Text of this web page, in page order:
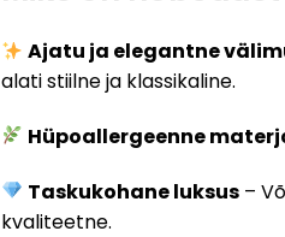
Ajatu ja elegantne
alati stiilne ja klassikaline.
Hüpoallergeenne
Taskukohane luksus –
kvaliteetne.